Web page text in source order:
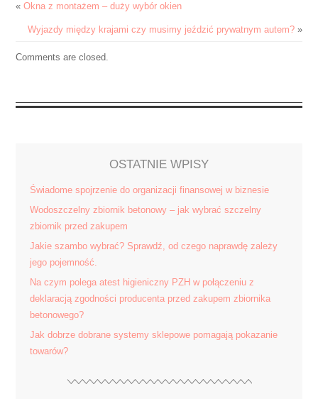
wspomoże
i
twojego
«Okna z montażem – duży wybór okien
Wyjazdy między krajami czy musimy jeździć prywatnym autem?»
Comments are closed.
OSTATNIE WPISY
Świadome spojrzenie do organizacji finansowej w biznesie
Wodoszczelny zbiornik betonowy – jak wybrać szczelny
zbiornik przed zakupem
Jakie szambo wybrać? Sprawdź, od czego naprawdę zależy
jego pojemność.
Na czym polega atest higieniczny PZH w połączeniu z
deklaracją zgodności producenta przed zakupem zbiornika
betonowego?
Jak dobrze dobrane systemy sklepowe pomagają pokazanie
towarów?